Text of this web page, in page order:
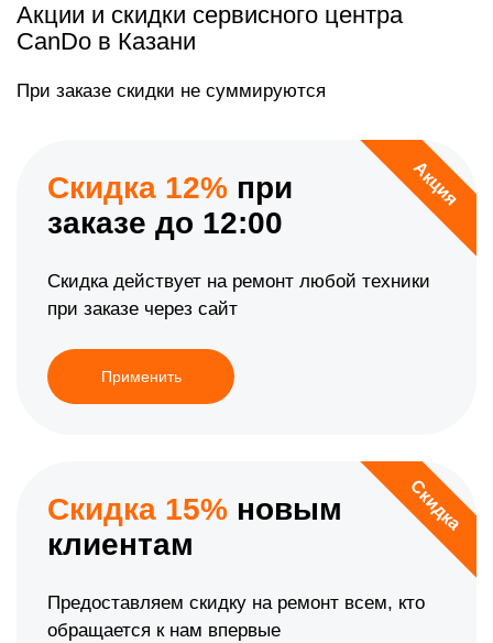
Акции и скидки сервисного центра
CanDo в Казани
При заказе скидки не суммируются
Акция
Скидка 12% при
заказе до 12:00
Скидка действует на ремонт любой техники
при заказе через сайт
Применить
Скидка
Скидка 15% новым
клиентам
Предоставляем скидку на ремонт всем, кто
обращается к нам впервые